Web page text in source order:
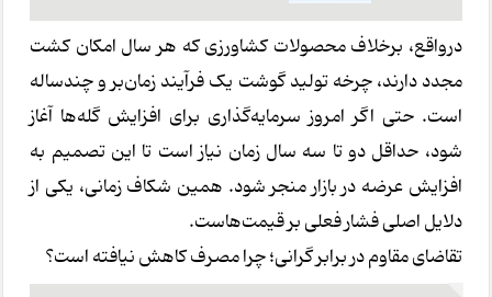
درواقع، برخلاف محصولات کشاورزی که هر سال امکان کشت
مجدد دارند، چرخه تولید گوشت یک فرآیند زمان‌بر و چندساله
است. حتی اگر امروز سرمایه‌گذاری برای افزایش گله‌ها آغاز
شود، حداقل دو تا سه سال زمان نیاز است تا این تصمیم به
افزایش عرضه در بازار منجر شود. همین شکاف زمانی، یکی از
دلایل اصلی فشار فعلی بر قیمت‌هاست.
تقاضای مقاوم در برابر گرانی؛ چرا مصرف کاهش نیافته است؟